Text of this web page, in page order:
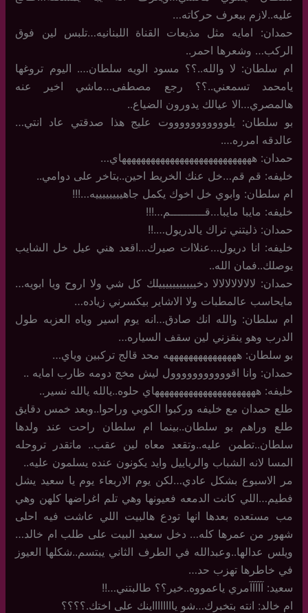
عليه..لازم بيعرف حركاته…
حمدان: امايه مثل مذيعات القناة اللبنانيه…تلبس لين فوق
الركب… وشعرها احمر..
ام سلطان: لا والله..؟؟ مسود الويه سلطان…. اليوم تروغها
يامحمد تسمعني..؟؟ رجع مصطفى…ماشي اخير عنه
هالمصري…الا عيالك يدورون الضياع..
بو سلطان: يلوووووووووووت عليج هذا صدقتي عاد انتي…
عالدقه امرره….
حمدان: ههههههههههههههههههههههههههههاي…
خليفه: قم قم…خل عنك الخريط احين..بتاخر على دوامي..
ام سلطان: وابوي خل اخوك يكمل جاهييييييييه…!!!
خليفه: مايبا مايبا…قــــــــــم…!!!
حمدان: ذليتني تراك يالدريول….!!
خليفه: انا دريول…عنلاات صيرك…اقعد هني عيل خل الشايب
يوصلك..فمان الله..
حمدان: لالالالالالالا دخيييييييييييلك كل شي ولا اروح ويا ابويه…
مايحاسب عالمطبات ولا الاشاير بيكسرني زياده…
ام سلطان: والله انك صادق…انه يوم اسير وياه العزبه طول
الدرب وهو ينقزني لين سقف السياره…
بو سلطان: هههههههههههههههه محد قالج تركبين وياي…
حمدان: وانا اقووووووووووول ليش مخج دومه ظارب امايه ..
خليفه: ههههههههههههههههههههههاي حلوه..يالله يالله نسير..
طلع حمدان مع خليفه وركبوا الكوبي وراحوا..وبعد خمس دقايق
طلع وراهم بو سلطان..بينما ام سلطان راحت عند ولدها
سلطان..تطمن عليه..وتقعد معاه لين عقب.. ماتقدر تروحله
المسا لانه الشباب والرياييل وايد يكونون عنده يسلمون عليه..
مر الاسبوع بشكل عادي…لكن يوم الاربعاء يوم يا سعيد يشل
فطيم…اللي كانت الدمعه فعيونها وهي تلم اغراضها كلهن وهي
مب مستعده بعدها انها تودع هالبيت اللي عاشت فيه احلى
شهور من عمرها كله… دخل سعيد البيت على طلب ام خالد…
ويلس عدالها..وعبدالله في الطرف الثاني يبتسم..شكلها العيوز
في خاطرها تهزب حد…
سعيد: آآآآآمري ياعمووه..خير؟؟ طالبتني…!!
ام خالد: انته بتخبرك…شو يااااااااينك على اختك.؟؟؟؟